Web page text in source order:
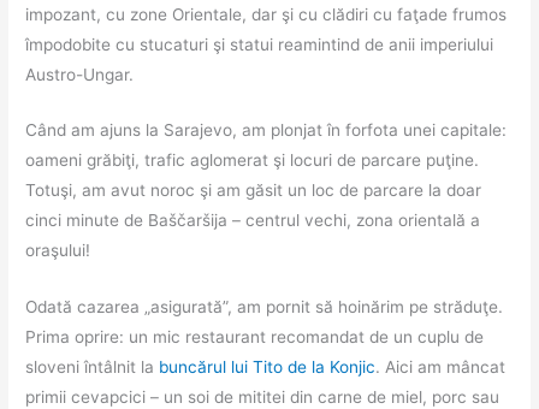
impozant, cu zone Orientale, dar şi cu clădiri cu faţade frumos
împodobite cu stucaturi şi statui reamintind de anii imperiului
Austro-Ungar.
Când am ajuns la Sarajevo, am plonjat în forfota unei capitale:
oameni grăbiţi, trafic aglomerat şi locuri de parcare puţine.
Totuşi, am avut noroc şi am găsit un loc de parcare la doar
cinci minute de Baščaršija – centrul vechi, zona orientală a
oraşului!
Odată cazarea „asigurată”, am pornit să hoinărim pe străduţe.
Prima oprire: un mic restaurant recomandat de un cuplu de
sloveni întâlnit la buncărul lui Tito de la Konjic. Aici am mâncat
primii cevapcici – un soi de mititei din carne de miel, porc sau